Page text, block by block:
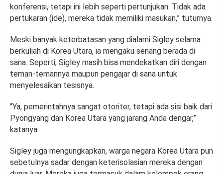
konferensi, tetapi ini lebih seperti pertunjukan. Tidak ada
pertukaran (ide), mereka tidak memiliki masukan,” tuturnya.
Meski banyak keterbatasan yang dialami Sigley selama
berkuliah di Korea Utara, ia mengaku senang berada di
sana. Seperti, Sigley masih bisa mendekatkan diri dengan
teman-temannya maupun pengajar di sana untuk
menyelesaikan tesisnya.
“Ya, pemerintahnya sangat otoriter, tetapi ada sisi baik dari
Pyongyang dan Korea Utara yang jarang Anda dengar,”
katanya.
Sigley juga mengungkapkan, warga negara Korea Utara pun
sebetulnya sadar dengan keterisolasian mereka dengan